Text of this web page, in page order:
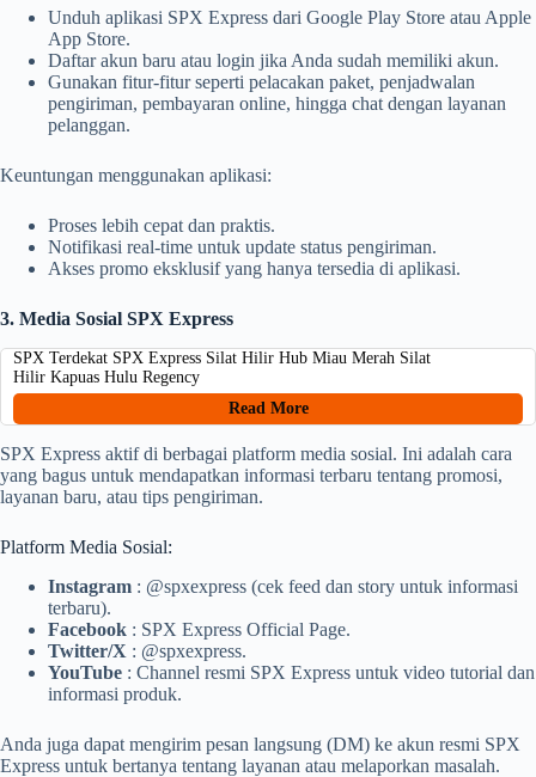
Unduh aplikasi SPX Express dari Google Play Store atau Apple
App Store.
Daftar akun baru atau login jika Anda sudah memiliki akun.
Gunakan fitur-fitur seperti pelacakan paket, penjadwalan
pengiriman, pembayaran online, hingga chat dengan layanan
pelanggan.
Keuntungan menggunakan aplikasi:
Proses lebih cepat dan praktis.
Notifikasi real-time untuk update status pengiriman.
Akses promo eksklusif yang hanya tersedia di aplikasi.
3. Media Sosial SPX Express
SPX Terdekat SPX Express Silat Hilir Hub Miau Merah Silat
Hilir Kapuas Hulu Regency
Read More
SPX Express aktif di berbagai platform media sosial. Ini adalah cara
yang bagus untuk mendapatkan informasi terbaru tentang promosi,
layanan baru, atau tips pengiriman.
Platform Media Sosial:
Instagram : @spxexpress (cek feed dan story untuk informasi
terbaru).
Facebook : SPX Express Official Page.
Twitter/X : @spxexpress.
YouTube : Channel resmi SPX Express untuk video tutorial dan
informasi produk.
Anda juga dapat mengirim pesan langsung (DM) ke akun resmi SPX
Express untuk bertanya tentang layanan atau melaporkan masalah.